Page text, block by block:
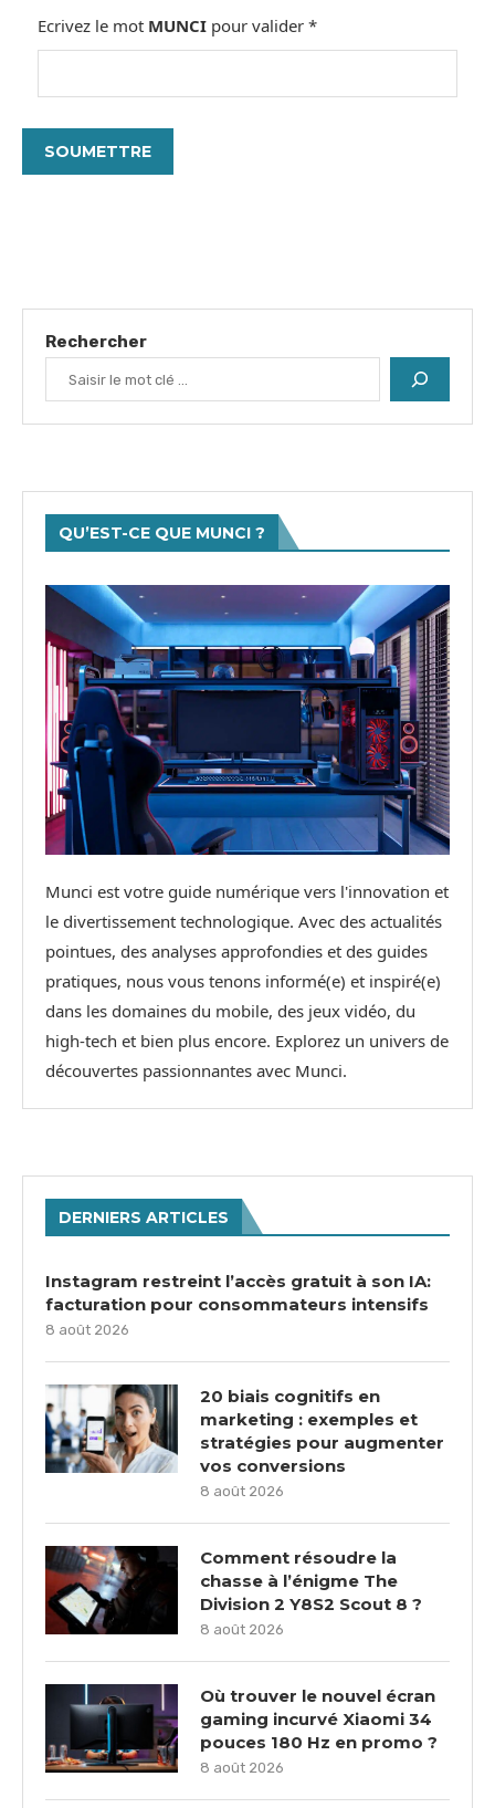
Ecrivez le mot MUNCI pour valider *
Rechercher
QU’EST-CE QUE MUNCI ?
Munci est votre guide numérique vers l'innovation et
le divertissement technologique. Avec des actualités
pointues, des analyses approfondies et des guides
pratiques, nous vous tenons informé(e) et inspiré(e)
dans les domaines du mobile, des jeux vidéo, du
high-tech et bien plus encore. Explorez un univers de
découvertes passionnantes avec Munci.
DERNIERS ARTICLES
Instagram restreint l’accès gratuit à son IA:
facturation pour consommateurs intensifs
8 août 2026
20 biais cognitifs en
marketing : exemples et
stratégies pour augmenter
vos conversions
8 août 2026
Comment résoudre la
chasse à l’énigme The
Division 2 Y8S2 Scout 8 ?
8 août 2026
Où trouver le nouvel écran
gaming incurvé Xiaomi 34
pouces 180 Hz en promo ?
8 août 2026